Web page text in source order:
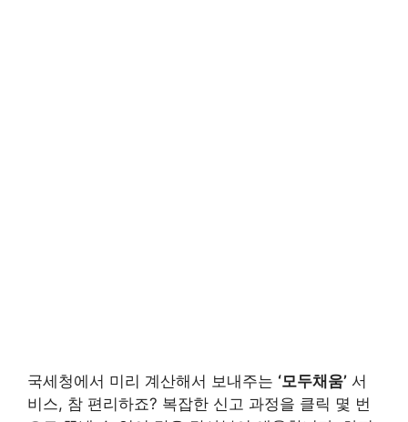
국세청에서 미리 계산해서 보내주는 ‘모두채움’ 서
비스, 참 편리하죠? 복잡한 신고 과정을 클릭 몇 번